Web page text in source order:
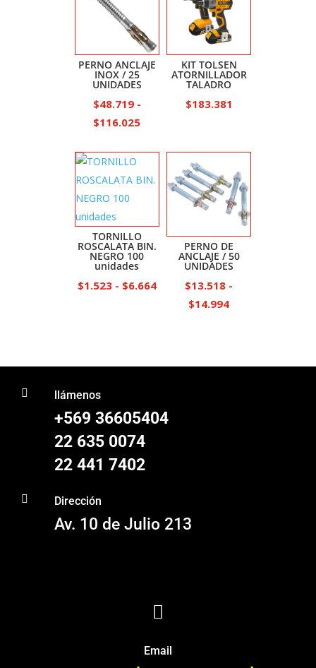
PERNO ANCLAJE
INOX / 25
UNIDADES
$48.719 -
$116.025Rango
desde
$48.719
$116.025
KIT TOLSEN
ATORNILLADOR
TALADRO
$183.381
TORNILLO
ROSCALATA BIN.
NEGRO 100
unidades
$1.523 - $6.664Rango
PERNO DE
ANCLAJE / 50
UNIDADES
$13.518 -
$14.994Rango
 llámenos
+569 36605404
22 635 0074
22 441 7402
 Dirección
Av. 10 de Julio 213

Email